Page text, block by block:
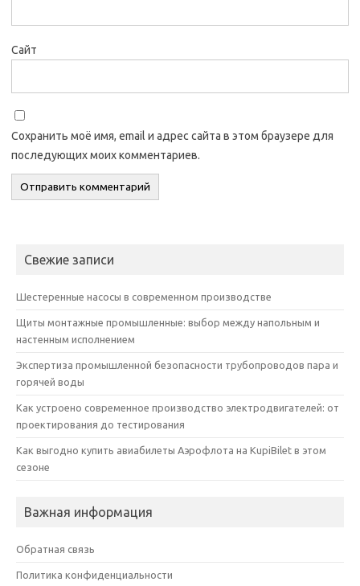
Сайт
Сохранить моё имя, email и адрес сайта в этом браузере для
последующих моих комментариев.
Свежие записи
Шестеренные насосы в современном производстве
Щиты монтажные промышленные: выбор между напольным и
настенным исполнением
Экспертиза промышленной безопасности трубопроводов пара и
горячей воды
Как устроено современное производство электродвигателей: от
проектирования до тестирования
Как выгодно купить авиабилеты Аэрофлота на KupiBilet в этом
сезоне
Важная информация
Обратная связь
Политика конфиденциальности